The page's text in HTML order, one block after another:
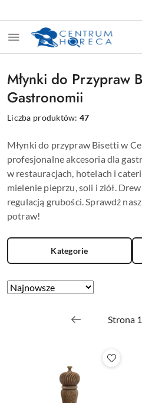
Młynki do Przypraw
Gastronomii
Liczba produktów:47
Młynki do przypraw Bisetti w
profesjonalne akcesoria dla
w restauracjach, hotelach i
mielenie pieprzu, soli i ziół.
regulacją grubości. Sprawdź
potraw!
Kategorie
Zastosowano
Sortuj